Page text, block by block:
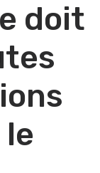
doit